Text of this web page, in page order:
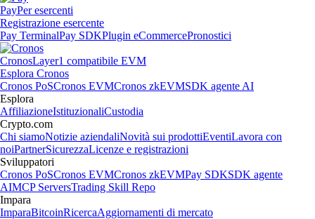
PayPer esercenti
Registrazione esercente
Pay TerminalPay SDKPlugin eCommercePronostici
CronosLayer1 compatibile EVM
Esplora Cronos
Cronos PoSCronos EVMCronos zkEVMSDK agente AI
Esplora
AffiliazioneIstituzionaliCustodia
Crypto.com
Chi siamoNotizie aziendaliNovità sui prodottiEventiLavora con
noiPartnerSicurezzaLicenze e registrazioni
Sviluppatori
Cronos PoSCronos EVMCronos zkEVMPay SDKSDK agente
AIMCP ServersTrading Skill Repo
Impara
ImparaBitcoinRicercaAggiornamenti di mercato